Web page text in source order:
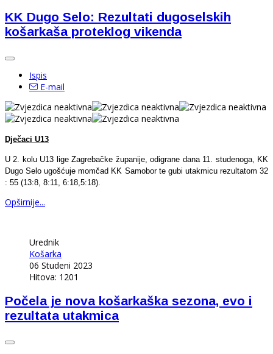
KK Dugo Selo: Rezultati dugoselskih
košarkaša proteklog vikenda
Ispis
E-mail
Dječaci U13
U 2. kolu U13 lige Zagrebačke županije, odigrane dana 11. studenoga, KK
Dugo Selo ugošćuje momčad KK Samobor te gubi utakmicu rezultatom 32
: 55 (13:8, 8:11, 6:18,5:18).
Opširnije...
Urednik
Košarka
06 Studeni 2023
Hitova: 1201
Počela je nova košarkaška sezona, evo i
rezultata utakmica